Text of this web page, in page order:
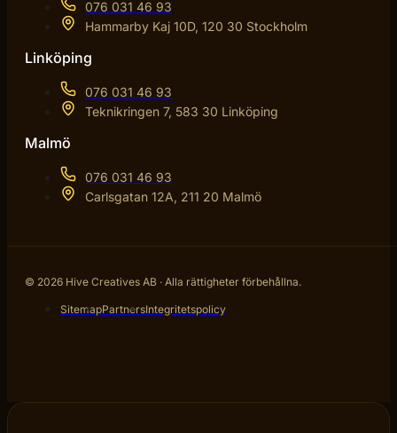
076 031 46 93
Hammarby Kaj 10D, 120 30 Stockholm
Linköping
076 031 46 93
Teknikringen 7, 583 30 Linköping
Malmö
076 031 46 93
Carlsgatan 12A, 211 20 Malmö
© 2026 Hive Creatives AB · Alla rättigheter förbehållna.
SitemapPartnersIntegritetspolicy